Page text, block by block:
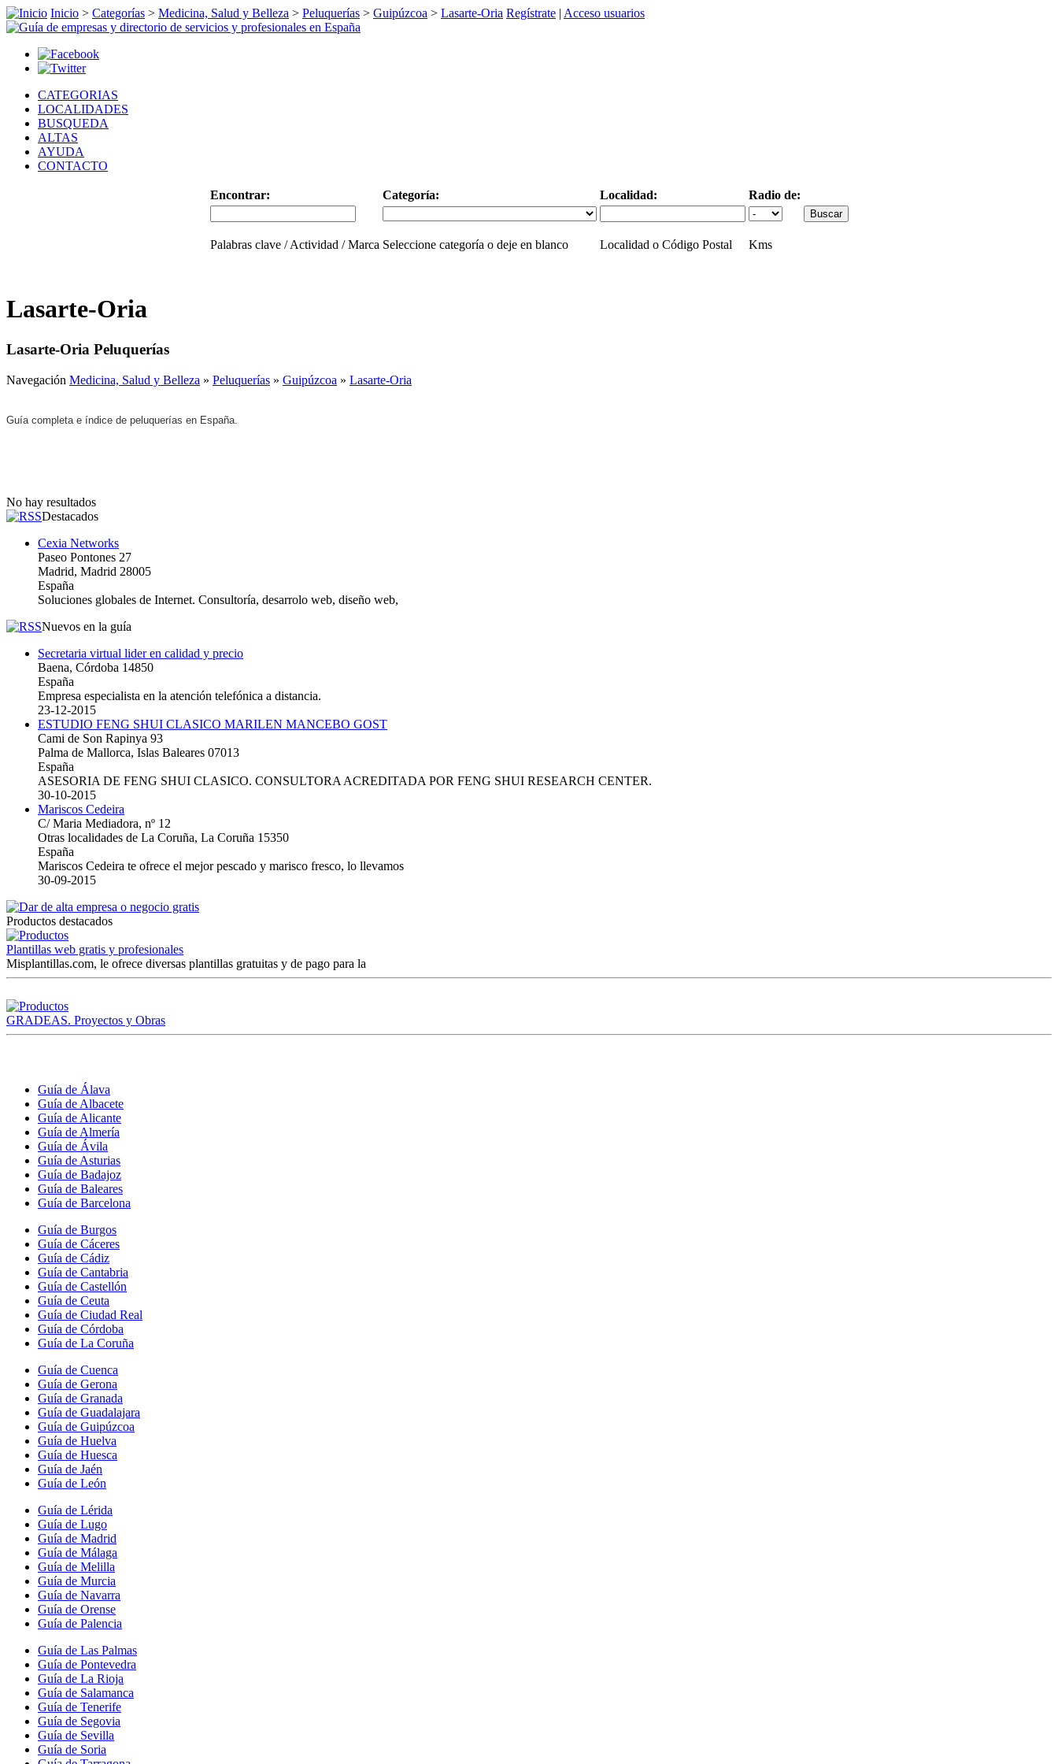
Inicio > Categorías > Medicina, Salud y Belleza > Peluquerías > Guipúzcoa > Lasarte-Oria Regístrate | Acceso usuarios
CATEGORIAS
LOCALIDADES
BUSQUEDA
ALTAS
AYUDA
CONTACTO
Encontrar: Categoría: Localidad: Radio de:
Palabras clave / Actividad / Marca Seleccione categoría o deje en blanco Localidad o Código Postal Kms
Lasarte-Oria
Lasarte-Oria Peluquerías
Navegación Medicina, Salud y Belleza » Peluquerías » Guipúzcoa » Lasarte-Oria
Guía completa e índice de peluquerías en España.
No hay resultados
Destacados
Cexia Networks
Paseo Pontones 27
Madrid, Madrid 28005
España
Soluciones globales de Internet. Consultoría, desarrolo web, diseño web,
Nuevos en la guía
Secretaria virtual lider en calidad y precio
Baena, Córdoba 14850
España
Empresa especialista en la atención telefónica a distancia.
23-12-2015
ESTUDIO FENG SHUI CLASICO MARILEN MANCEBO GOST
Cami de Son Rapinya 93
Palma de Mallorca, Islas Baleares 07013
España
ASESORIA DE FENG SHUI CLASICO. CONSULTORA ACREDITADA POR FENG SHUI RESEARCH CENTER.
30-10-2015
Mariscos Cedeira
C/ Maria Mediadora, nº 12
Otras localidades de La Coruña, La Coruña 15350
España
Mariscos Cedeira te ofrece el mejor pescado y marisco fresco, lo llevamos
30-09-2015
Productos destacados
Plantillas web gratis y profesionales
Misplantillas.com, le ofrece diversas plantillas gratuitas y de pago para la
GRADEAS. Proyectos y Obras
Guía de Álava
Guía de Albacete
Guía de Alicante
Guía de Almería
Guía de Ávila
Guía de Asturias
Guía de Badajoz
Guía de Baleares
Guía de Barcelona
Guía de Burgos
Guía de Cáceres
Guía de Cádiz
Guía de Cantabria
Guía de Castellón
Guía de Ceuta
Guía de Ciudad Real
Guía de Córdoba
Guía de La Coruña
Guía de Cuenca
Guía de Gerona
Guía de Granada
Guía de Guadalajara
Guía de Guipúzcoa
Guía de Huelva
Guía de Huesca
Guía de Jaén
Guía de León
Guía de Lérida
Guía de Lugo
Guía de Madrid
Guía de Málaga
Guía de Melilla
Guía de Murcia
Guía de Navarra
Guía de Orense
Guía de Palencia
Guía de Las Palmas
Guía de Pontevedra
Guía de La Rioja
Guía de Salamanca
Guía de Tenerife
Guía de Segovia
Guía de Sevilla
Guía de Soria